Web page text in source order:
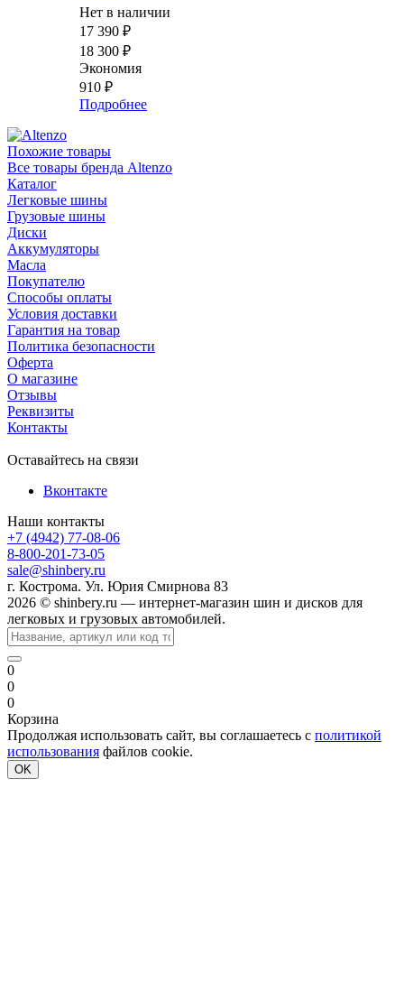
Нет в наличии
17 390 ₽
18 300 ₽
Экономия
910 ₽
Подробнее
Похожие товары
Все товары бренда Altenzo
Каталог
Легковые шины
Грузовые шины
Диски
Аккумуляторы
Масла
Покупателю
Способы оплаты
Условия доставки
Гарантия на товар
Политика безопасности
Оферта
О магазине
Отзывы
Реквизиты
Контакты
Оставайтесь на связи
Вконтакте
Наши контакты
+7 (4942) 77-08-06
8-800-201-73-05
sale@shinbery.ru
г. Кострома. Ул. Юрия Смирнова 83
2026 © shinbery.ru — интернет-магазин шин и дисков для
легковых и грузовых автомобилей.
0
0
0
Корзина
Продолжая использовать сайт, вы соглашаетесь с политикой
использования файлов cookie.
OK